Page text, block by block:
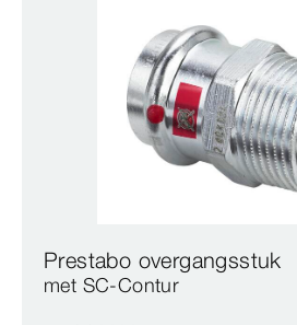
Prestabo overgangsstuk
met SC‑Contur